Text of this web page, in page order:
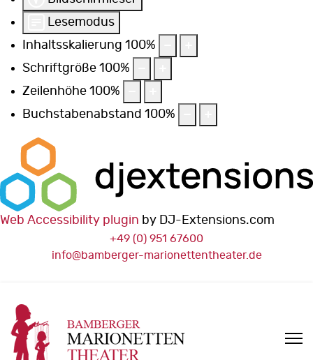
Lesemodus
Inhaltsskalierung 100%
Schriftgröße 100%
Zeilenhöhe 100%
Buchstabenabstand 100%
Web Accessibility plugin by DJ-Extensions.com
+49 (0) 951 67600
info@bamberger-marionettentheater.de